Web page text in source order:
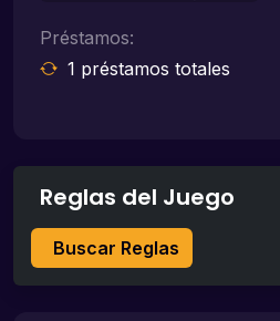
Préstamos:
1 préstamos totales
Reglas del Juego
Buscar Reglas